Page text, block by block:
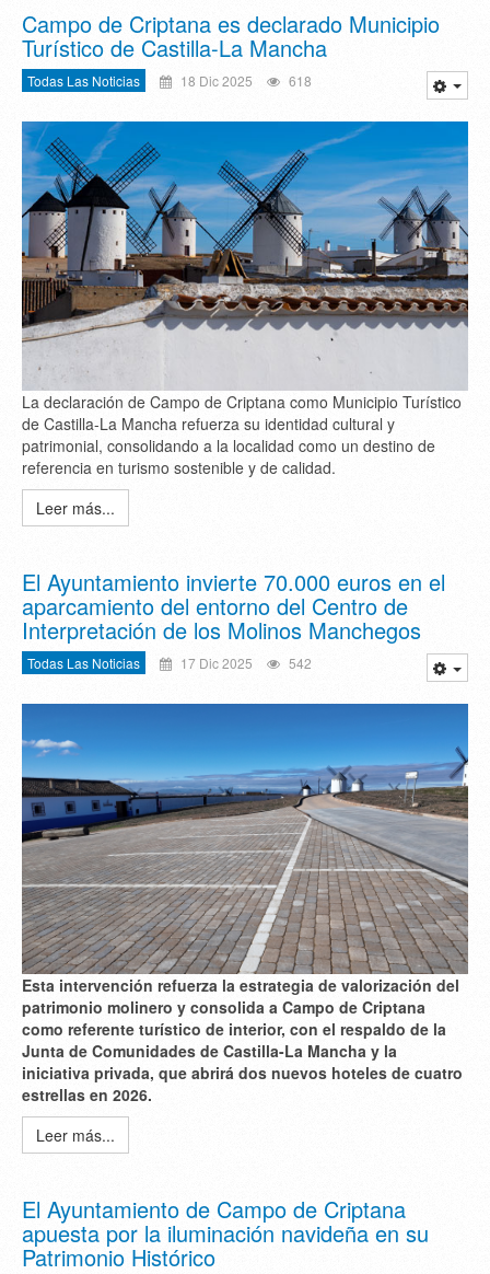
Campo de Criptana es declarado Municipio
Turístico de Castilla-La Mancha
Todas Las Noticias 18 Dic 2025 618
La declaración de Campo de Criptana como Municipio Turístico
de Castilla-La Mancha refuerza su identidad cultural y
patrimonial, consolidando a la localidad como un destino de
referencia en turismo sostenible y de calidad.
Leer más...
El Ayuntamiento invierte 70.000 euros en el
aparcamiento del entorno del Centro de
Interpretación de los Molinos Manchegos
Todas Las Noticias 17 Dic 2025 542
Esta intervención refuerza la estrategia de valorización del
patrimonio molinero y consolida a Campo de Criptana
como referente turístico de interior, con el respaldo de la
Junta de Comunidades de Castilla-La Mancha y la
iniciativa privada, que abrirá dos nuevos hoteles de cuatro
estrellas en 2026.
Leer más...
El Ayuntamiento de Campo de Criptana
apuesta por la iluminación navideña en su
Patrimonio Histórico